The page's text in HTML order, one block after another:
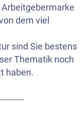
dem viel
sind Sie bestens
Thematik noch
haben.